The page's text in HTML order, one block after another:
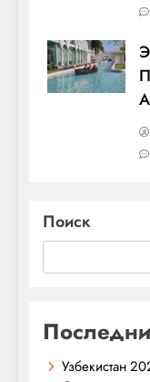
Поиск
Узбекистан